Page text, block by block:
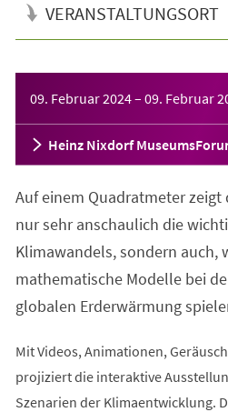
VERANSTALTUNGSORT
09. Februar 2024– 09. Februar
Heinz Nixdorf
Auf einem Quadratmeter
nur sehr anschaulich die
Klimawandels, sondern auch,
mathematische Modelle bei
globalen Erderwärmung
Mit Videos, Animationen,
projiziert die interaktive
Szenarien der Klimaentwicklung.